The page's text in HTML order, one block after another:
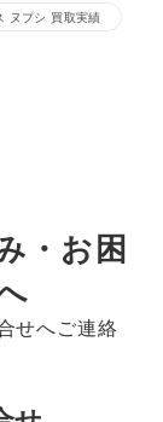
ヌプシ 買取実績
・お困
せへご連絡